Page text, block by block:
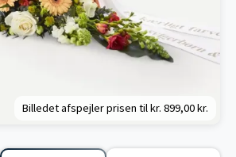
Billedet afspejler prisen til kr. 899,00 kr.